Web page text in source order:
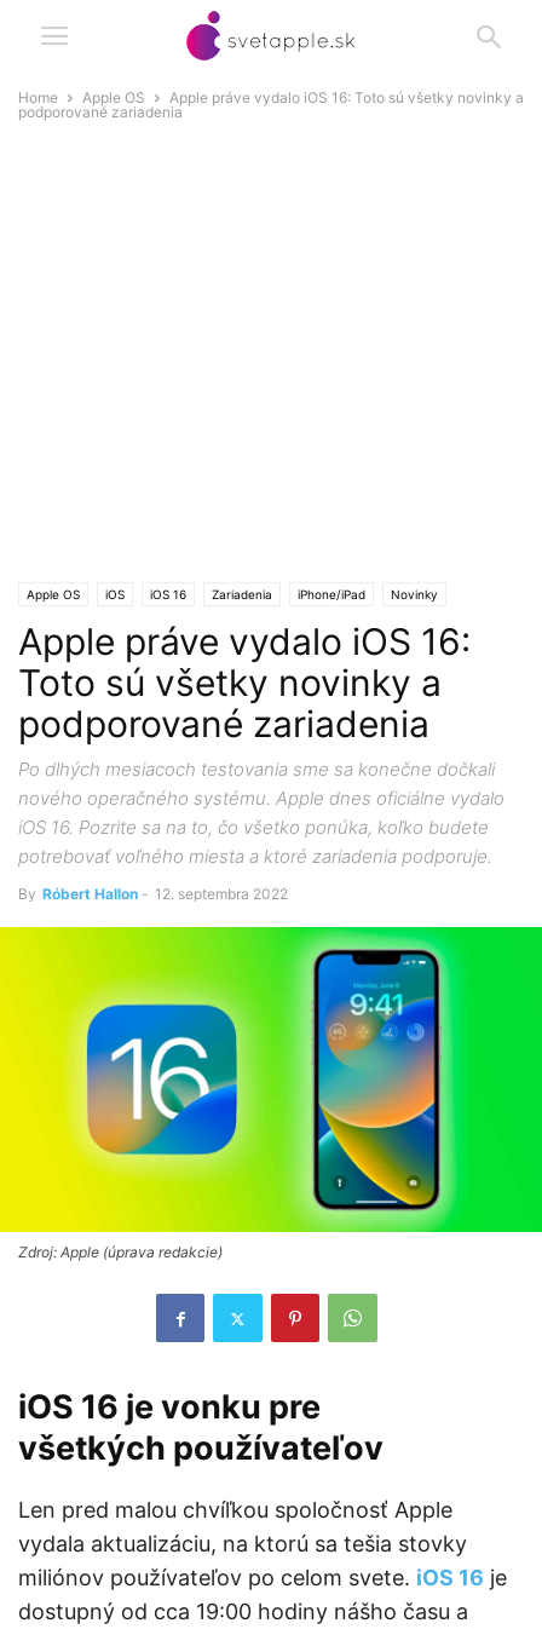
Home Apple OS
Apple práve vydalo iOS 16: Toto sú všetky novinky a
podporované zariadenia
Apple OS iOS iOS 16 Zariadenia iPhone/iPad Novinky
Apple práve vydalo iOS 16:
Toto sú všetky novinky a
podporované zariadenia
Po dlhých mesiacoch testovania sme sa konečne dočkali
nového operačného systému. Apple dnes oficiálne vydalo
iOS 16. Pozrite sa na to, čo všetko ponúka, koľko budete
potrebovať voľného miesta a ktoré zariadenia podporuje.
By Róbert Hallon - 12. septembra 2022
Zdroj: Apple (úprava redakcie)
iOS 16 je vonku pre
všetkých používateľov
Len pred malou chvíľkou spoločnosť Apple
vydala aktualizáciu, na ktorú sa tešia stovky
miliónov používateľov po celom svete. iOS 16 je
dostupný od cca 19:00 hodiny nášho času a